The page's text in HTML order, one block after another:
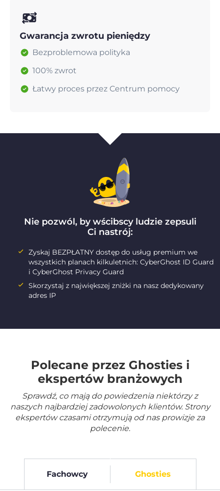
Gwarancja zwrotu pieniędzy
Bezproblemowa polityka
100% zwrot
Łatwy proces przez Centrum pomocy
Nie pozwól, by wścibscy ludzie zepsuli
Ci nastrój:
Zyskaj BEZPŁATNY dostęp do usług premium we
wszystkich planach kilkuletnich: CyberGhost ID Guard
i CyberGhost Privacy Guard
Skorzystaj z największej zniżki na nasz dedykowany
adres IP
Polecane przez Ghosties i
ekspertów branżowych
Sprawdź, co mają do powiedzenia niektórzy z
naszych najbardziej zadowolonych klientów. Strony
ekspertów czasami otrzymują od nas prowizje za
polecenie.
Fachowcy Ghosties